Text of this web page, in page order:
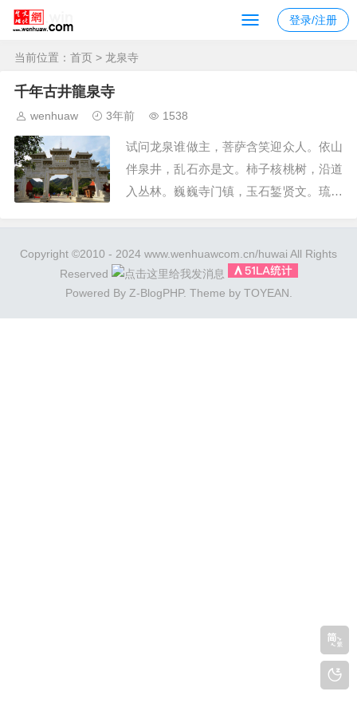
登录/注册
当前位置： 首页 > 龙泉寺
千年古井龍泉寺
wenhuaw 3年前 1538
试问龙泉谁做主，菩萨含笑迎众人。依山
伴泉井，乱石亦是文。柿子核桃树，沿道
入丛林。巍巍寺门镇，玉石錾贤文。琉璃
龙泉寺官网 摄影/文化生活网原创 拍摄
时间：2023年10月21日 拍摄地点:石家庄
市鹿泉区龙泉寺最后，感谢大家点赞和关
Copyright ©2010 - 2024 www.wenhuawcom.cn/huwai All Rights
Reserved
Powered By Z-BlogPHP. Theme by TOYEAN